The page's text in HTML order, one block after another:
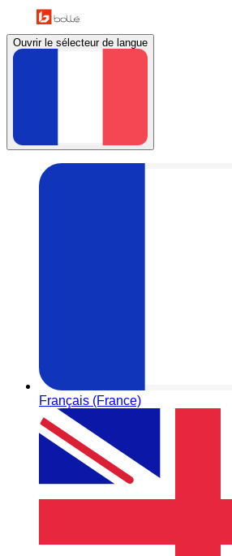
Ouvrir le sélecteur de langue
Français (France)